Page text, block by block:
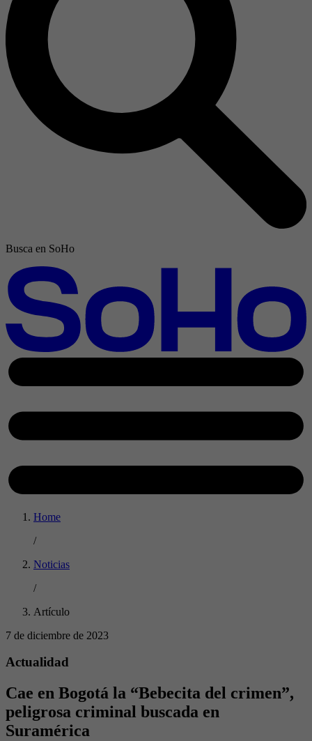
Busca en SoHo
Home
/
Noticias
/
Artículo
7 de diciembre de 2023
Actualidad
Cae en Bogotá la “Bebecita del crimen”,
peligrosa criminal buscada en
Suramérica